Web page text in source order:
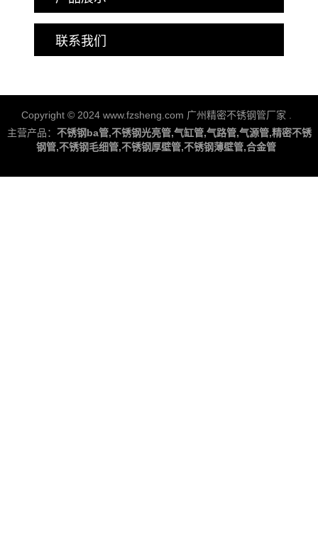
联系我们
Copyright © 2024 www.fzsheng.com 广州精密不锈钢管厂家 .
主营产品： 不锈钢ba管,不锈钢光亮管,气缸管,气路管,气源管,精密不锈
钢管,不锈钢毛细管,不锈钢厚壁管,不锈钢薄壁管,合金管